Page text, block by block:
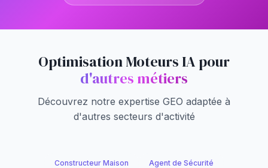
Optimisation Moteurs IA pour
d'autres métiers
Découvrez notre expertise GEO adaptée à
d'autres secteurs d'activité
Constructeur Maison Agent de Sécurité